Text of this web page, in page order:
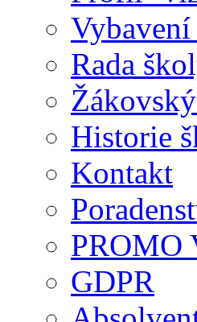
Rada
Historie
Kontakt
PROMO
GDPR